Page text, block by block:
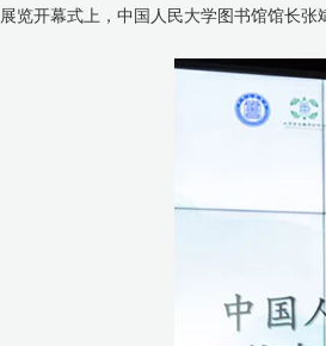
展览开幕式上，中国人民大学图书馆馆长张